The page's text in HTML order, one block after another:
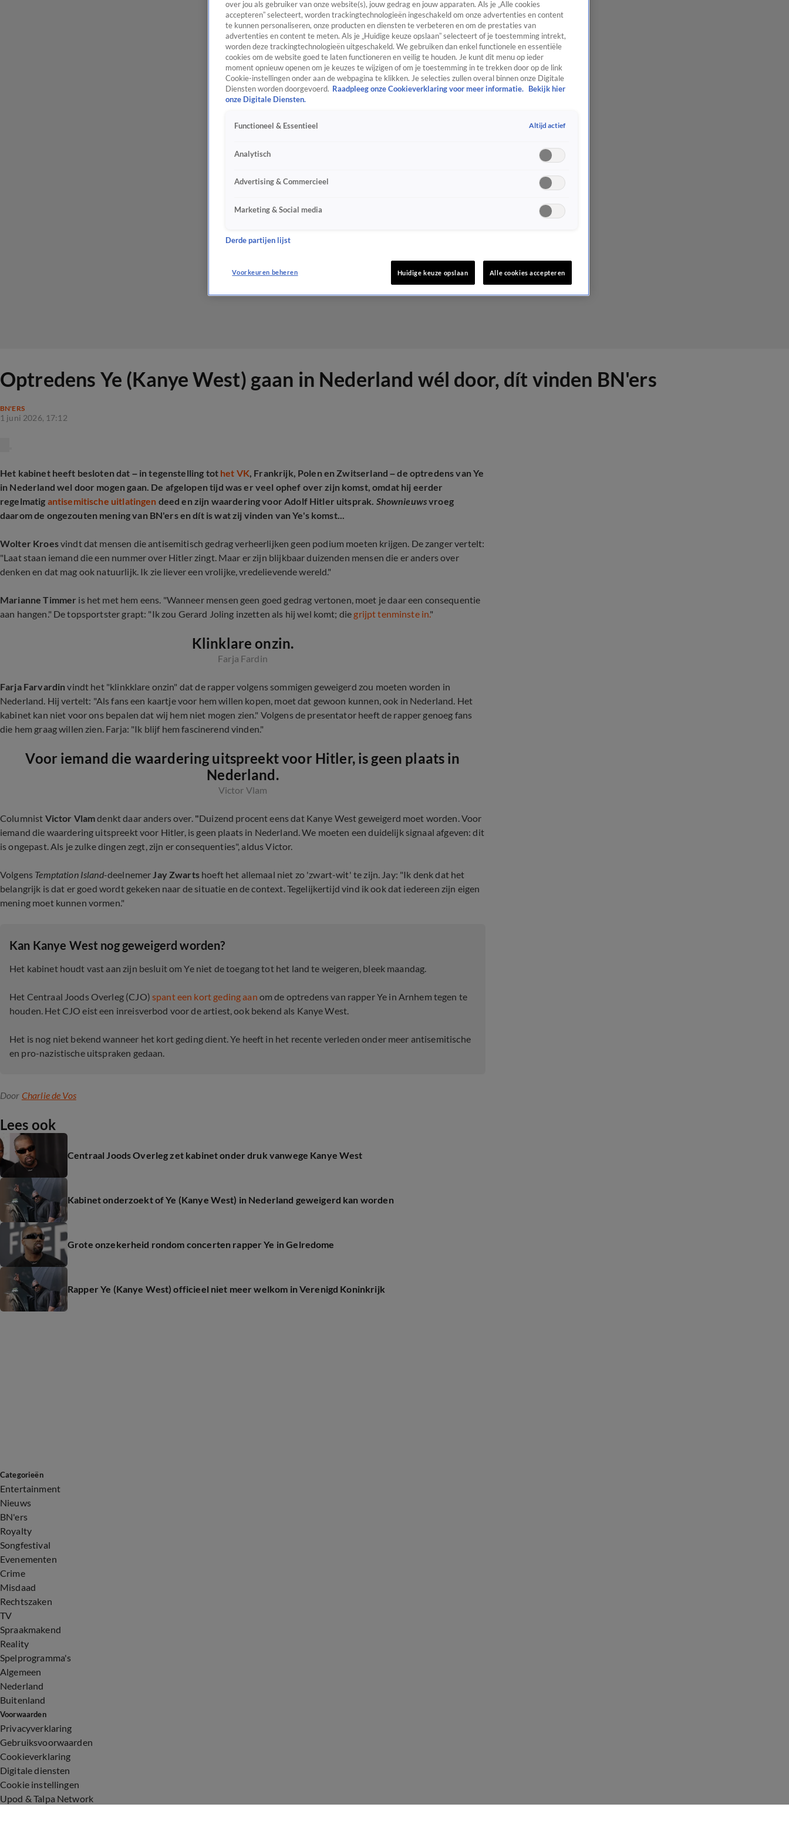
Optredens Ye (Kanye West) gaan in Nederland wél door, dít vinden BN'ers
BN'ERS
1 juni 2026, 17:12
Het kabinet heeft besloten dat – in tegenstelling tothet VK, Frankrijk, Polen en Zwitserland – de optredens van Ye
in Nederland wel door mogen gaan. De afgelopen tijd was er veel ophef over zijn komst, omdat hij eerder
regelmatig antisemitische uitlatingen deed en zijn waardering voor Adolf Hitler uitsprak. Shownieuwsvroeg
daarom de ongezouten mening van BN'ers en dít is wat zij vinden van Ye's komst...
Wolter Kroesvindt dat mensen die antisemitisch gedrag verheerlijken geen podium moeten krijgen. De zanger vertelt:
"Laat staan iemand die een nummer over Hitler zingt. Maar er zijn blijkbaar duizenden mensen die er anders over
denken en dat mag ook natuurlijk. Ik zie liever een vrolijke, vredelievende wereld."
Marianne Timmer is het met hem eens. "Wanneer mensen geen goed gedrag vertonen, moet je daar een consequentie
aan hangen." De topsportster grapt: "Ik zou Gerard Joling inzetten als hij wel komt; die grijpt tenminste in."
Klinklare onzin.
Farja Fardin
Farja Farvardinvindt het "klinkklare onzin" dat de rapper volgens sommigen geweigerd zou moeten worden in
Nederland. Hij vertelt: "Als fans een kaartje voor hem willen kopen, moet dat gewoon kunnen, ook in Nederland. Het
kabinet kan niet voor ons bepalen dat wij hem niet mogen zien." Volgens de presentator heeft de rapper genoeg fans
die hem graag willen zien. Farja: "Ik blijf hem fascinerend vinden."
Voor iemand die waardering uitspreekt voor Hitler, is geen plaats in
Nederland.
Victor Vlam
Columnist Victor Vlamdenkt daar anders over. "Duizend procent eens dat Kanye West geweigerd moet worden. Voor
iemand die waardering uitspreekt voor Hitler, is geen plaats in Nederland. We moeten een duidelijk signaal afgeven: dit
is ongepast. Als je zulke dingen zegt, zijn er consequenties", aldus Victor.
Volgens Temptation Island-deelnemerJay Zwarts hoeft het allemaal niet zo 'zwart-wit' te zijn. Jay: "Ik denk dat het
belangrijk is dat er goed wordt gekeken naar de situatie en de context. Tegelijkertijd vind ik ook dat iedereen zijn eigen
mening moet kunnen vormen."
Kan Kanye West nog geweigerd worden?
Het kabinet houdt vast aan zijn besluit om Ye niet de toegang tot het land te weigeren, bleek maandag.
Het Centraal Joods Overleg (CJO) spant een kort geding aan om de optredens van rapper Ye in Arnhem tegen te
houden. Het CJO eist een inreisverbod voor de artiest, ook bekend als Kanye West.
Het is nog niet bekend wanneer het kort geding dient. Ye heeft in het recente verleden onder meer antisemitische
en pro-nazistische uitspraken gedaan.
Door Charlie de Vos
Lees ook
Centraal Joods Overleg zet kabinet onder druk vanwege Kanye West
Kabinet onderzoekt of Ye (Kanye West) in Nederland geweigerd kan worden
Grote onzekerheid rondom concerten rapper Ye in Gelredome
Rapper Ye (Kanye West) officieel niet meer welkom in Verenigd Koninkrijk
Categorieën
Entertainment
Nieuws
BN'ers
Royalty
Songfestival
Evenementen
Crime
Misdaad
Rechtszaken
TV
Spraakmakend
Reality
Spelprogramma's
Algemeen
Nederland
Buitenland
Voorwaarden
Privacyverklaring
Gebruiksvoorwaarden
Cookieverklaring
Digitale diensten
Cookie instellingen
Upod & Talpa Network
over jou als gebruiker van onze website(s), jouw gedrag en jouw apparaten. Als je „Alle cookies
accepteren” selecteert, worden trackingtechnologieën ingeschakeld om onze advertenties en content
te kunnen personaliseren, onze producten en diensten te verbeteren en om de prestaties van
advertenties en content te meten. Als je „Huidige keuze opslaan” selecteert of je toestemming intrekt,
worden deze trackingtechnologieën uitgeschakeld. We gebruiken dan enkel functionele en essentiële
cookies om de website goed te laten functioneren en veilig te houden. Je kunt dit menu op ieder
moment opnieuw openen om je keuzes te wijzigen of om je toestemming in te trekken door op de link
Cookie-instellingen onder aan de webpagina te klikken. Je selecties zullen overal binnen onze Digitale
Diensten worden doorgevoerd. Raadpleeg onze Cookieverklaring voor meer informatie.
Bekijk hier
onze Digitale Diensten.
Functioneel & Essentieel Altijd actief
Analytisch
Advertising & Commercieel
Marketing & Social media
Derde partijen lijst
Voorkeuren beheren Huidige keuze opslaan Alle cookies accepteren